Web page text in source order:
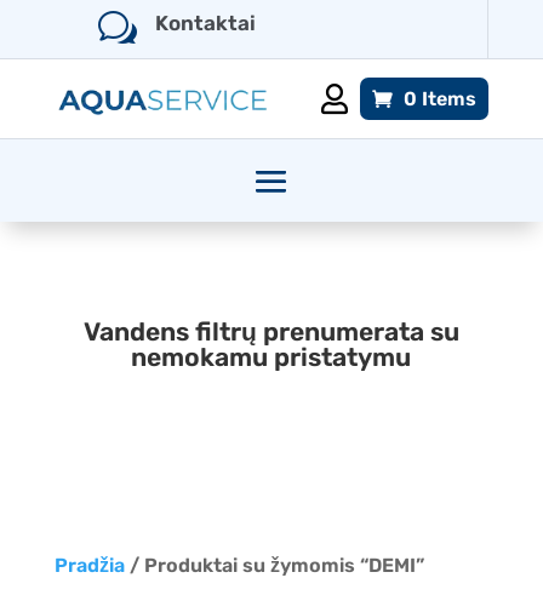
w Kontaktai
 0 Items
Vandens filtrų prenumerata su
nemokamu pristatymu
Pradžia/ Produktai su žymomis “DEMI”